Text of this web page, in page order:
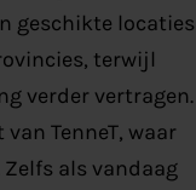
geschikte locaties
terwijl
verder vertragen.
TenneT, waar
als vandaag